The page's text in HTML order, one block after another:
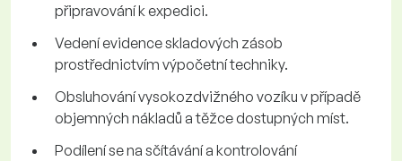
připravování k expedici.
Vedení evidence skladových zásob
prostřednictvím výpočetní techniky.
Obsluhování vysokozdvižného vozíku v případě
objemných nákladů a těžce dostupných míst.
Podílení se na sčítávání a kontrolování